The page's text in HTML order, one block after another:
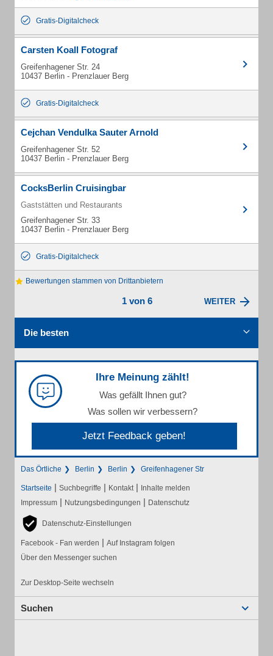
Gratis-Digitalcheck
Carsten Koall Fotograf
Greifenhagener Str. 24
10437 Berlin - Prenzlauer Berg
Gratis-Digitalcheck
Cejchan Vendulka Sauter Arnold
Greifenhagener Str. 52
10437 Berlin - Prenzlauer Berg
CocksBerlin Cruisingbar
Gaststätten und Restaurants
Greifenhagener Str. 33
10437 Berlin - Prenzlauer Berg
Gratis-Digitalcheck
Bewertungen stammen von Drittanbietern
1 von 6 WEITER
Die besten
Ihre Meinung zählt!
Was gefällt Ihnen gut?
Was sollen wir verbessern?
Jetzt Feedback geben!
Das Örtliche Berlin Berlin Greifenhagener Str
Startseite | Suchbegriffe | Kontakt | Inhalte melden
Impressum | Nutzungsbedingungen | Datenschutz
Datenschutz-Einstellungen
Facebook - Fan werden | Auf Instagram folgen
Über den Messenger suchen
Zur Desktop-Seite wechseln
Suchen